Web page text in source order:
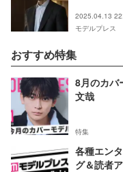
2025.04.13
モデルプレス
おすすめ特集
8月のカバ
文哉
特集
各種エン
グ＆読者